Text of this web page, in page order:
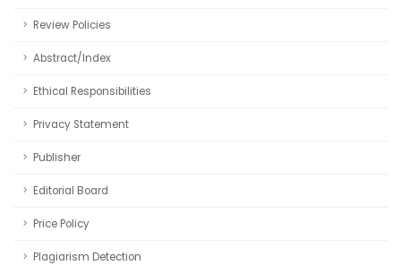
Review Policies
Abstract/Index
Ethical Responsibilities
Privacy Statement
Publisher
Editorial Board
Price Policy
Plagiarism Detection